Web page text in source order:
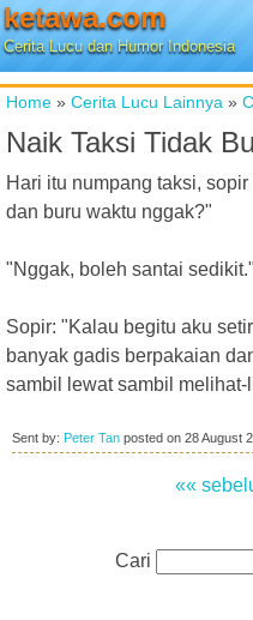
ketawa.com
Cerita Lucu dan Humor Indonesia
Home » Cerita Lucu Lainnya »
Naik Taksi Tidak
Hari itu numpang taksi,
dan buru waktu nggak?"
"Nggak, boleh santai
Sopir: "Kalau begitu aku
banyak gadis berpakaian
sambil lewat sambil
Sent by: Peter Tan posted on 28 August
««
Cari